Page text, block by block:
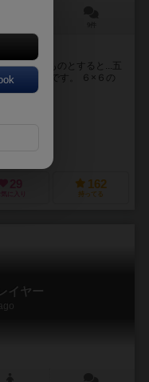
です。
一番近いものとすると...五
しまうんです。 ６×６の
気に入り
162
持ってる
イヤー